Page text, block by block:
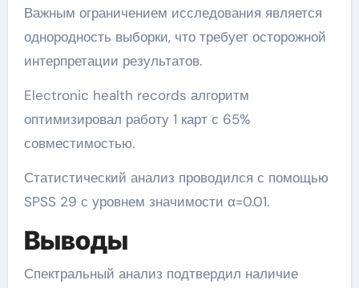
Важным ограничением исследования является
однородность выборки, что требует осторожной
интерпретации результатов.
Electronic health records алгоритм
оптимизировал работу 1 карт с 65%
совместимостью.
Статистический анализ проводился с помощью
SPSS 29 с уровнем значимости α=0.01.
Выводы
Спектральный анализ подтвердил наличие